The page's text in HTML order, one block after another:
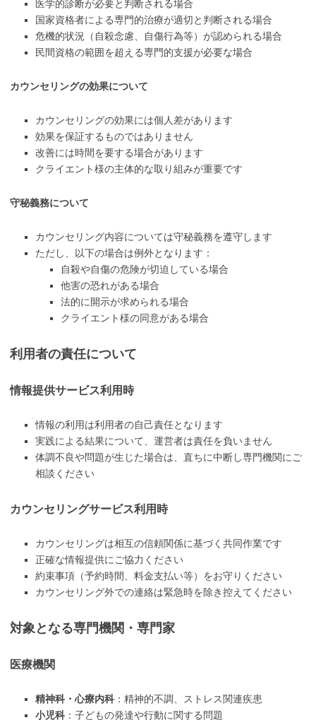
医学的診断が必要と判断される場合
国家資格者による専門的治療が適切と判断される場合
危機的状況（自殺念慮、自傷行為等）が認められる場合
民間資格の範囲を超える専門的支援が必要な場合
カウンセリングの効果について
カウンセリングの効果には個人差があります
効果を保証するものではありません
改善には時間を要する場合があります
クライエント様の主体的な取り組みが重要です
守秘義務について
カウンセリング内容については守秘義務を遵守します
ただし、以下の場合は例外となります：
自殺や自傷の危険が切迫している場合
他害の恐れがある場合
法的に開示が求められる場合
クライエント様の同意がある場合
利用者の責任について
情報提供サービス利用時
情報の利用は利用者の自己責任となります
実践による結果について、運営者は責任を負いません
体調不良や問題が生じた場合は、直ちに中断し専門機関にご
相談ください
カウンセリングサービス利用時
カウンセリングは相互の信頼関係に基づく共同作業です
正確な情報提供にご協力ください
約束事項（予約時間、料金支払い等）をお守りください
カウンセリング外での連絡は緊急時を除き控えてください
対象となる専門機関・専門家
医療機関
精神科・心療内科 ：精神的不調、ストレス関連疾患
小児科 ：子どもの発達や行動に関する問題